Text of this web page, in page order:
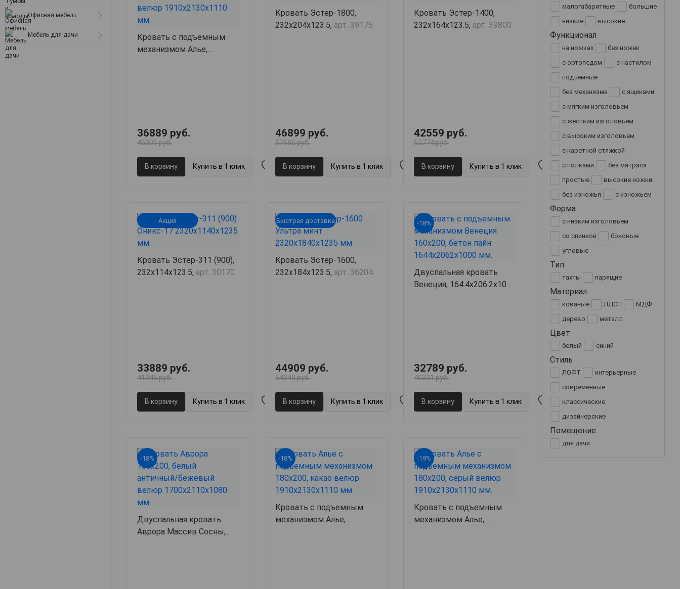
Матрасы
металлические
Стулья для дачи
Табуреты
Компьютерные кресла
Офисная мебель
Мебель для дачи
Кровать с подъемным
механизмом Алье,
36889 руб.
45005 руб.
В корзину Купить в 1 клик
Кровать Эстер-1800,
232х204х123.5, арт. 39175
46899 руб.
57686 руб.
В корзину Купить в 1 клик
Кровать Эстер-1400,
232х164х123.5, арт. 39800
42559 руб.
52774 руб.
В корзину Купить в 1 клик
Акция
Кровать Эстер-311 (900),
232х114х123.5, арт. 30170
33889 руб.
41345 руб.
В корзину Купить в 1 клик
Быстрая доставка
Кровать Эстер-1600,
232х184х123.5, арт. 36204
44909 руб.
54340 руб.
В корзину Купить в 1 клик
-18%
Двуспальная кровать
Венеция, 164.4х206.2х100,
32789 руб.
40331 руб.
В корзину Купить в 1 клик
-18%
Двуспальная кровать
Аврора Массив Сосны,
-18%
Кровать с подъемным
механизмом Алье,
-19%
Кровать с подъемным
механизмом Алье,
малогабаритные
большие
низкие
высокие
Функционал
на ножках
без ножек
с ортопедом
с настилом
подъемные
без механизма
с ящиками
с мягким изголовьем
с жестким изголовьем
с высоким изголовьем
с каретной стяжкой
с полками
без матраса
простые
высокие ножки
без изножья
с изножьем
Форма
с низким изголовьем
со спинкой
боковые
угловые
Тип
тахты парящие
Материал
кованые ЛДСП
МДФ
дерево
металл
Цвет
белый синий
Стиль
ЛОФТ
интерьерные
современные
классические
дизайнерские
Помещение
для дачи